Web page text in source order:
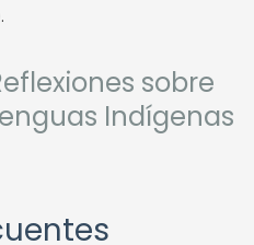
sobre
Indígenas